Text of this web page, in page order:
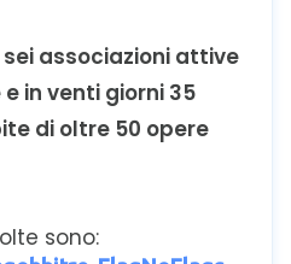
sei associazioni attive
in venti giorni 35
di oltre 50 opere
sono: